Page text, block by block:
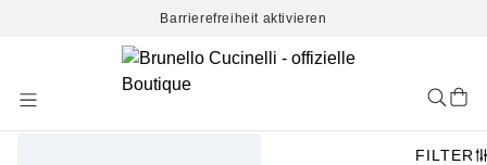
Barrierefreiheit aktivieren
Content
FILTER